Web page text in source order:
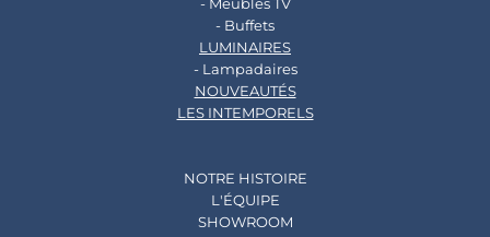
- Meubles TV
- Buffets
LUMINAIRES
- Lampadaires
NOUVEAUTÉS
LES INTEMPORELS
NOTRE HISTOIRE
L'ÉQUIPE
SHOWROOM